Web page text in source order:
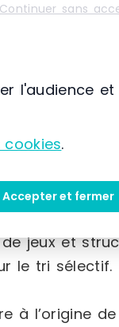
varié,
aux
de
des
produits
jeux et
le tri sélectif.
à l’origine
Continuer sans
l'audience et
.
Accepter et fermer